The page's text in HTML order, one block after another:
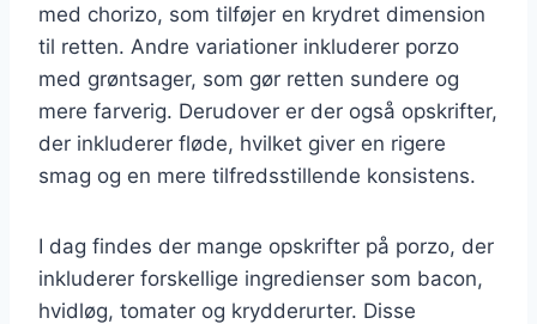
med chorizo, som tilføjer en krydret dimension
til retten. Andre variationer inkluderer porzo
med grøntsager, som gør retten sundere og
mere farverig. Derudover er der også opskrifter,
der inkluderer fløde, hvilket giver en rigere
smag og en mere tilfredsstillende konsistens.
I dag findes der mange opskrifter på porzo, der
inkluderer forskellige ingredienser som bacon,
hvidløg, tomater og krydderurter. Disse